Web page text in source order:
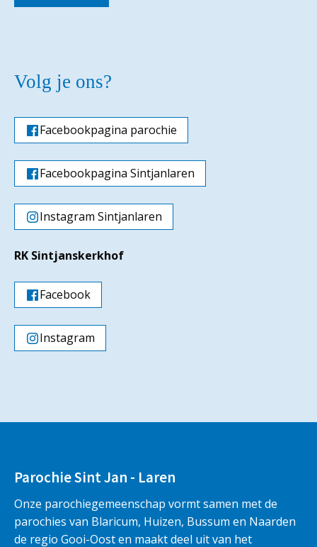
Volg je ons?
Facebookpagina parochie
Facebookpagina Sintjanlaren
Instagram Sintjanlaren
RK Sintjanskerkhof
Facebook
Instagram
Parochie Sint Jan - Laren
Onze parochiegemeenschap vormt samen met de
parochies van Blaricum, Huizen, Bussum en Naarden
de regio Gooi-Oost en maakt deel uit van het